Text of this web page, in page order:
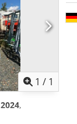
1 / 1
2024,